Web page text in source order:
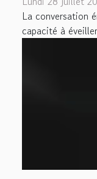
La conversation
capacité à